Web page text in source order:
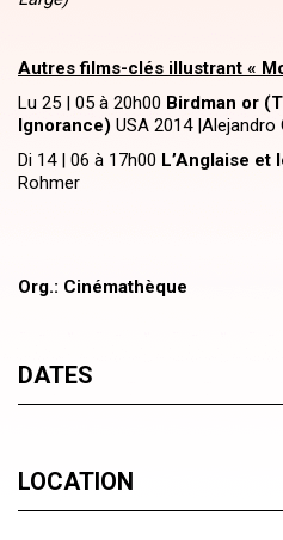
Autres films-clés illustrant «
Lu 25 | 05 à 20h00 Birdman or
Ignorance) USA 2014
Di 14 | 06 à 17h00 L’Anglaise et
Rohmer
Org.: Cinémathèque
DATES
LOCATION